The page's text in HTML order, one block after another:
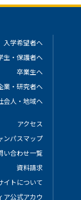
入学希望者へ
生・保護者へ
卒業生へ
業・研究者へ
会人・地域へ
アクセス
ンパスマップ
い合わせ一覧
資料請求
イトについて
ア公式アカウ